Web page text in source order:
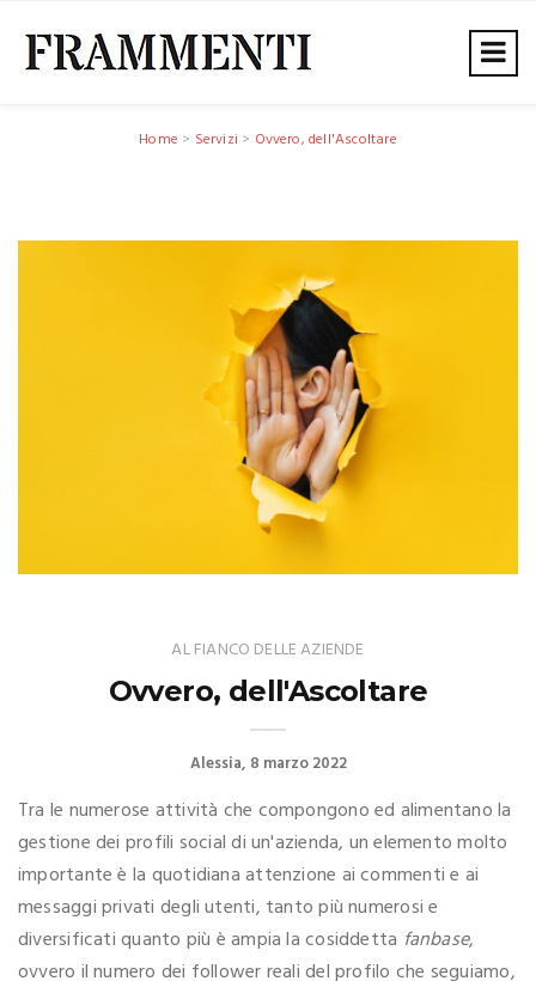
Home > Servizi > Ovvero, dell'Ascoltare
AL FIANCO DELLE AZIENDE
Ovvero, dell'Ascoltare
Alessia 8 marzo 2022
Tra le numerose attività che compongono ed alimentano la
gestione dei profili social di un'azienda, un elemento molto
importante è la quotidiana attenzione ai commenti e ai
messaggi privati degli utenti, tanto più numerosi e
diversificati quanto più è ampia la cosiddetta fanbase,
ovvero il numero dei follower reali del profilo che seguiamo,